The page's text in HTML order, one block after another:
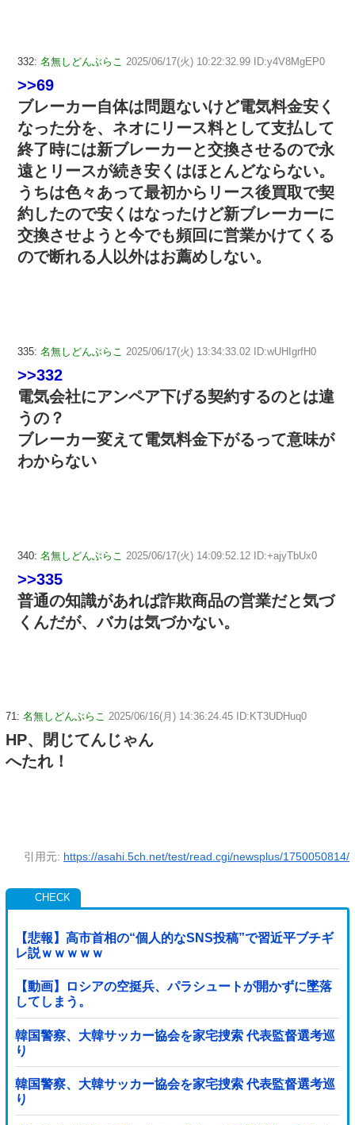
332: 名無しどんぶらこ 2025/06/17(火) 10:22:32.99 ID:y4V8MgEP0
>>69
ブレーカー自体は問題ないけど電気料金安く
なった分を、ネオにリース料として支払して
終了時には新ブレーカーと交換させるので永
遠とリースが続き安くはほとんどならない。
うちは色々あって最初からリース後買取で契
約したので安くはなったけど新ブレーカーに
交換させようと今でも頻回に営業かけてくる
ので断れる人以外はお薦めしない。
335: 名無しどんぶらこ 2025/06/17(火) 13:34:33.02 ID:wUHIgrfH0
>>332
電気会社にアンペア下げる契約するのとは違
うの？
ブレーカー変えて電気料金下がるって意味が
わからない
340: 名無しどんぶらこ 2025/06/17(火) 14:09:52.12 ID:+ajyTbUx0
>>335
普通の知識があれば詐欺商品の営業だと気づ
くんだが、バカは気づかない。
71: 名無しどんぶらこ 2025/06/16(月) 14:36:24.45 ID:KT3UDHuq0
HP、閉じてんじゃん
へたれ！
引用元: https://asahi.5ch.net/test/read.cgi/newsplus/1750050814/
【悲報】高市首相の“個人的なSNS投稿”で習近平ブチギ
レ説ｗｗｗｗｗ
【動画】ロシアの空挺兵、パラシュートが開かずに墜落
してしまう。
韓国警察、大韓サッカー協会を家宅捜索 代表監督選考巡
り
韓国警察、大韓サッカー協会を家宅捜索 代表監督選考巡
り